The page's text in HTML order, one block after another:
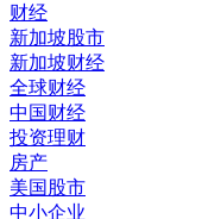
财经
新加坡股市
新加坡财经
全球财经
中国财经
投资理财
房产
美国股市
中小企业